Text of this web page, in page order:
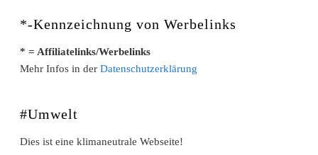
*-Kennzeichnung von Werbelinks
* = Affiliatelinks/Werbelinks
Mehr Infos in derDatenschutzerklärung
#Umwelt
Dies ist eine klimaneutrale Webseite!